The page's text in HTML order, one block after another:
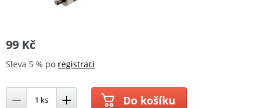
99 Kč
Sleva 5 % po registraci
Do košíku